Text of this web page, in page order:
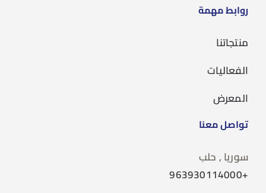
روابط مهمة
منتجاتنا
الفعاليات
المعرض
تواصل معنا
سوريا , حلب
+963930114000